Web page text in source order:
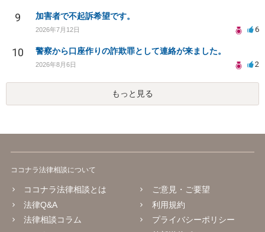
9 加害者で不起訴希望です。
2026年7月12日 6
10 警察から口座作りの詐欺罪として連絡が来ました。
2026年8月6日 2
もっと見る
ココナラ法律相談について
ココナラ法律相談とは
法律Q&A
法律相談コラム
ご意見・ご要望
利用規約
プライバシーポリシー